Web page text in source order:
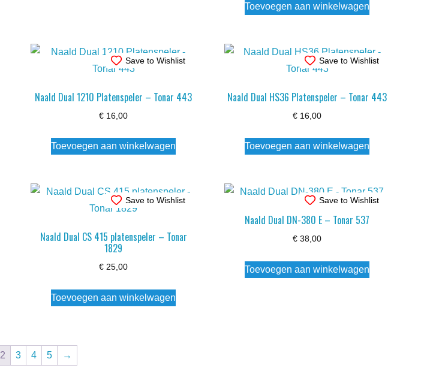
Toevoegen aan winkelwagen
Save to Wishlist
Naald Dual 1210 Platenspeler – Tonar 443
€ 16,00
Toevoegen aan winkelwagen
Save to Wishlist
Naald Dual HS36 Platenspeler – Tonar 443
€ 16,00
Toevoegen aan winkelwagen
Save to Wishlist
Naald Dual CS 415 platenspeler – Tonar
1829
€ 25,00
Toevoegen aan winkelwagen
Save to Wishlist
Naald Dual DN-380 E – Tonar 537
€ 38,00
Toevoegen aan winkelwagen
2 3 4 5 →